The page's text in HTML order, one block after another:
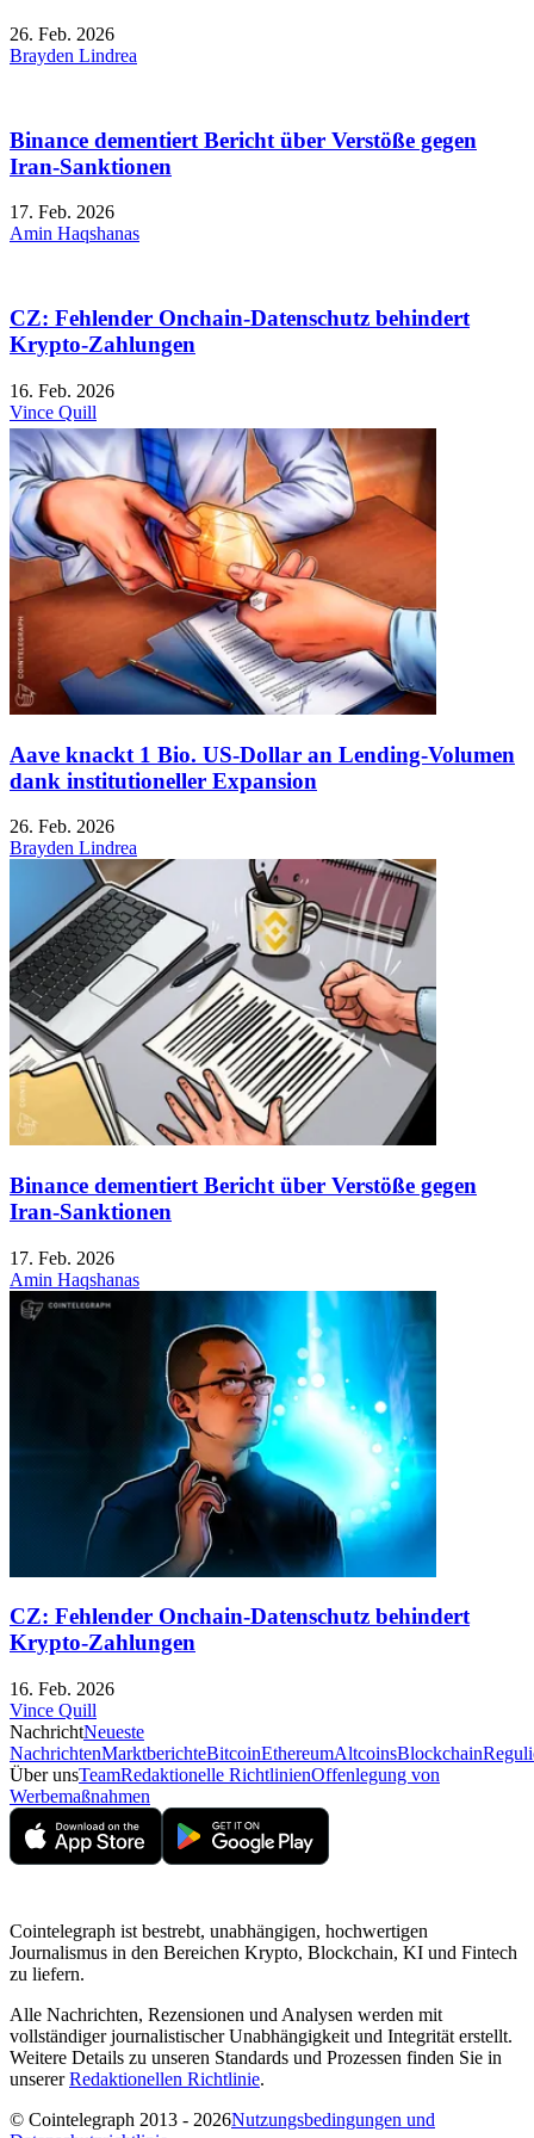
26. Feb. 2026
Brayden Lindrea
Binance dementiert Bericht über Verstöße gegen
Iran-Sanktionen
17. Feb. 2026
Amin Haqshanas
CZ: Fehlender Onchain-Datenschutz behindert
Krypto-Zahlungen
16. Feb. 2026
Vince Quill
Aave knackt 1 Bio. US-Dollar an Lending-Volumen
dank institutioneller Expansion
26. Feb. 2026
Brayden Lindrea
Binance dementiert Bericht über Verstöße gegen
Iran-Sanktionen
17. Feb. 2026
Amin Haqshanas
CZ: Fehlender Onchain-Datenschutz behindert
Krypto-Zahlungen
16. Feb. 2026
Vince Quill
NachrichtNeueste
NachrichtenMarktberichteBitcoinEthereumAltcoinsBlockchain
Über unsTeamRedaktionelle RichtlinienOffenlegung von
Werbemaßnahmen
Cointelegraph ist bestrebt, unabhängigen, hochwertigen
Journalismus in den Bereichen Krypto, Blockchain, KI und Fintech
zu liefern.
Alle Nachrichten, Rezensionen und Analysen werden mit
vollständiger journalistischer Unabhängigkeit und Integrität erstellt.
Weitere Details zu unseren Standards und Prozessen finden Sie in
unsererRedaktionellen Richtlinie.
© Cointelegraph 2013 - 2026Nutzungsbedingungen und